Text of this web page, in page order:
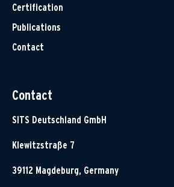
Certification
Publications
Contact
Contact
SITS Deutschland GmbH
Klewitzstraße 7
39112 Magdeburg, Germany